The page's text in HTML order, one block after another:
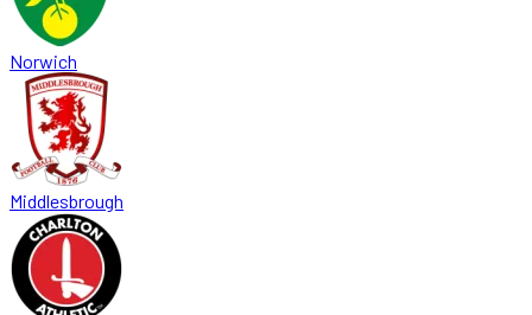
Norwich
Middlesbrough